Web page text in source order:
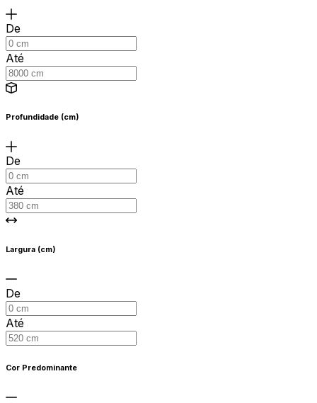
De
Até
Profundidade (cm)
De
Até
Largura (cm)
De
Até
Cor Predominante